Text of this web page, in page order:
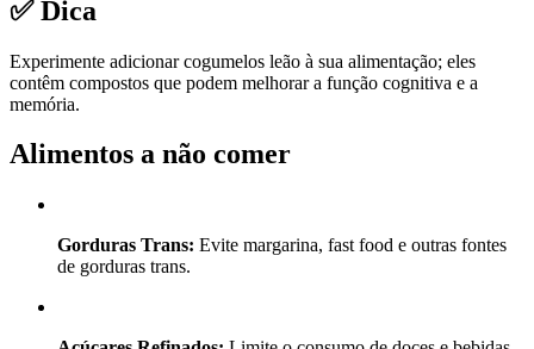
✅ Dica
Experimente adicionar cogumelos leão à sua alimentação; eles
contêm compostos que podem melhorar a função cognitiva e a
memória.
Alimentos a não comer
Gorduras Trans: Evite margarina, fast food e outras fontes
de gorduras trans.